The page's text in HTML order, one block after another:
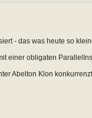
- das was heute so
einer obligaten
Abelton Klon